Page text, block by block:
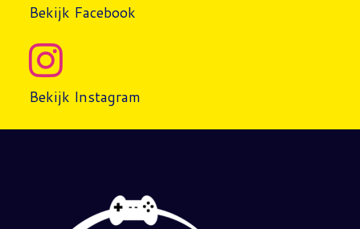
Bekijk Facebook
Bekijk Instagram